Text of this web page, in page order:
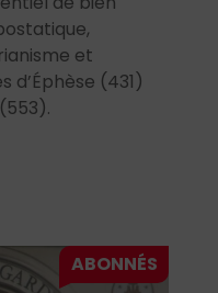
et
d’Éphèse (431)